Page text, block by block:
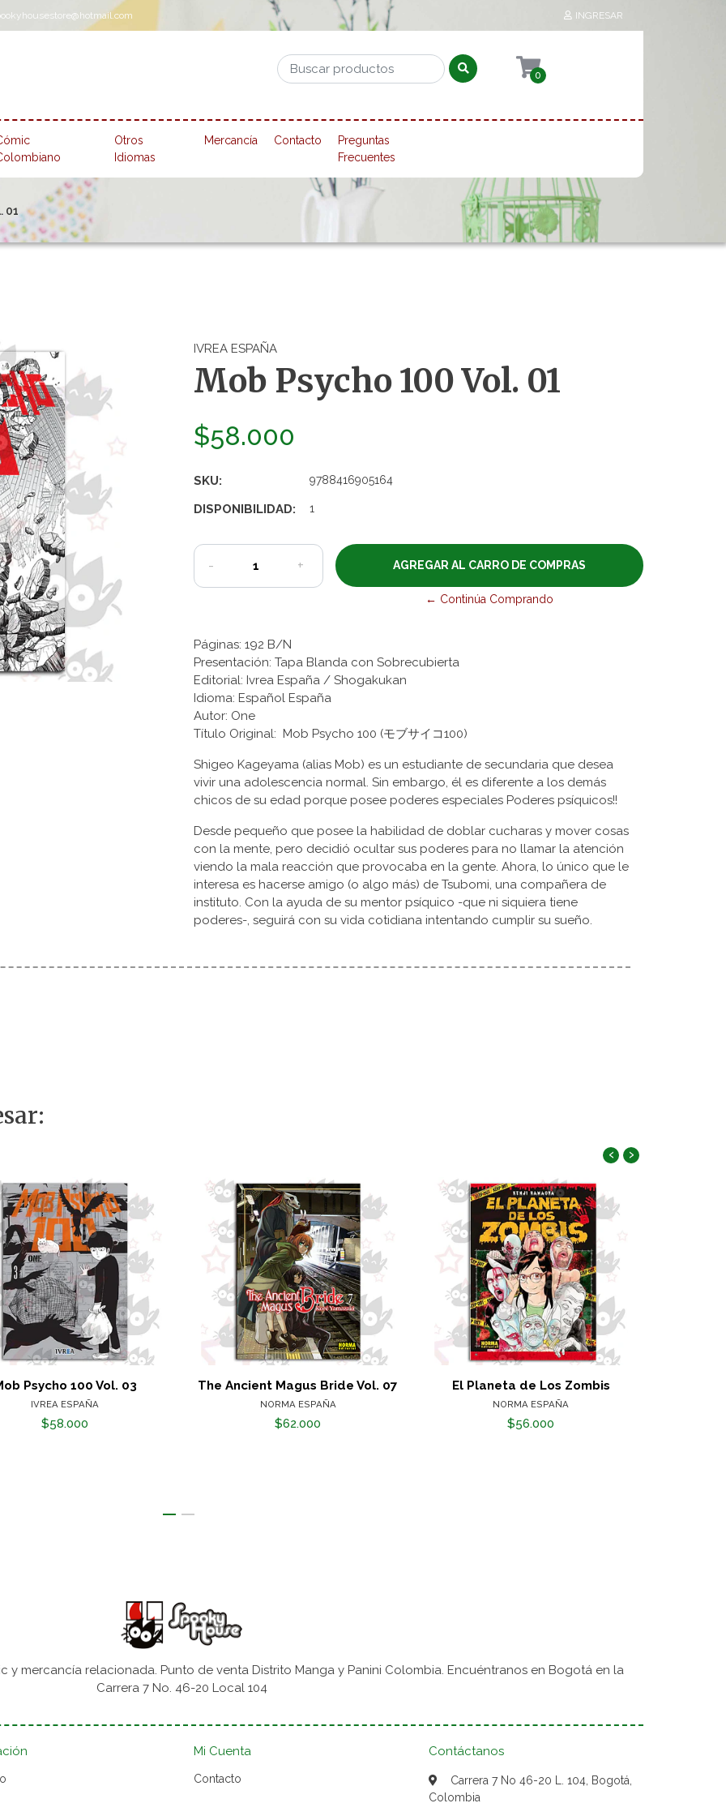
INGRESAR
0
Otros
Idiomas
Mercancía Contacto
Preguntas
Frecuentes
01
IVREA ESPAÑA
Mob Psycho 100 Vol. 01
$58.000
SKU: 9788416905164
DISPONIBILIDAD: 1
- +
← Continúa Comprando
Páginas: 192 B/N
Presentación: Tapa Blanda con Sobrecubierta
Editorial: Ivrea España / Shogakukan
Idioma: Español España
Autor: One
Título Original: Mob Psycho 100 (モブサイコ100)
Shigeo Kageyama (alias Mob) es un estudiante de secundaria que desea
vivir una adolescencia normal. Sin embargo, él es diferente a los demás
chicos de su edad porque posee poderes especiales Poderes psíquicos!!
Desde pequeño que posee la habilidad de doblar cucharas y mover cosas
con la mente, pero decidió ocultar sus poderes para no llamar la atención
viendo la mala reacción que provocaba en la gente. Ahora, lo único que le
interesa es hacerse amigo (o algo más) de Tsubomi, una compañera de
instituto. Con la ayuda de su mentor psíquico -que ni siquiera tiene
poderes-, seguirá con su vida cotidiana intentando cumplir su sueño.
Psycho 100 Vol. 03
IVREA ESPAÑA
$58.000
The Ancient Magus Bride Vol. 07
NORMA ESPAÑA
$62.000
El Planeta de Los Zombis
NORMA ESPAÑA
$56.000
‹ ›
y mercancía relacionada. Punto de venta Distrito Manga y Panini Colombia. Encuéntranos en Bogotá en la
Carrera 7 No. 46-20 Local 104
Mi Cuenta
Contacto
Contáctanos
Carrera 7 No 46-20 L. 104, Bogotá,
Colombia